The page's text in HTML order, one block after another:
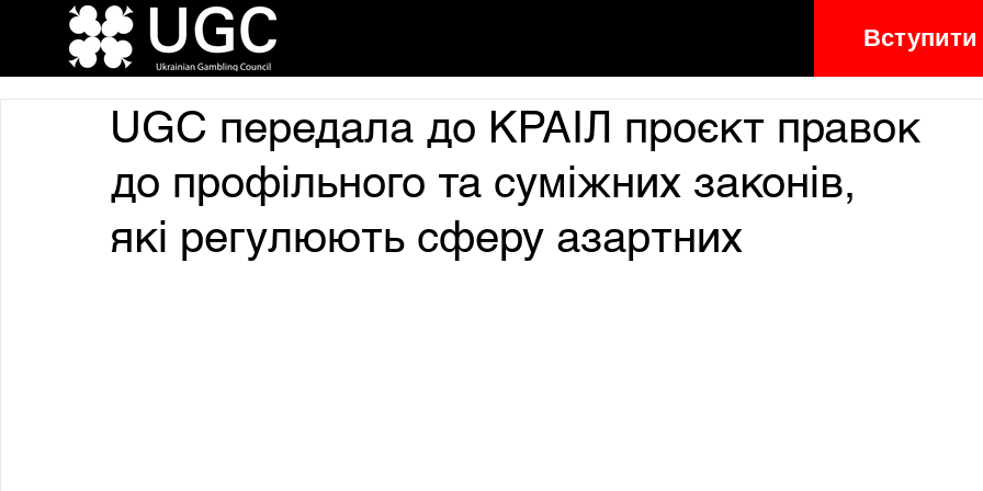
Вступити
UGC передала до КРАІЛ проєкт правок
до профільного та суміжних законів,
які регулюють сферу азартних